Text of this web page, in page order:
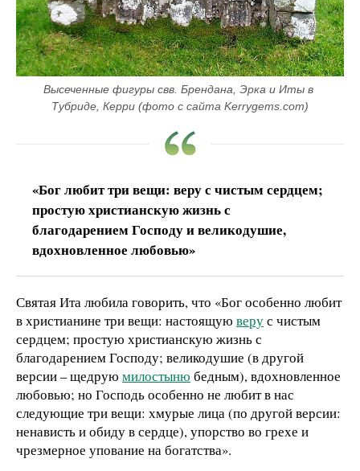
Высеченные фигуры свв. Брендана, Эрка и Иты в
Тубриде, Керри (фото с сайта Kerrygems.com)
«Бог любит три вещи: веру с чистым сердцем;
простую христианскую жизнь с
благодарением Господу и великодушие,
вдохновленное любовью»
Святая Ита любила говорить, что «Бог особенно любит
в христианине три вещи: настоящую верус чистым
сердцем; простую христианскую жизнь с
благодарением Господу; великодушие (в другой
версии – щедрую милостыню бедным), вдохновленное
любовью; но Господь особенно не любит в нас
следующие три вещи: хмурые лица (по другой версии:
ненависть и обиду в сердце), упорство во грехе и
чрезмерное упование на богатства».